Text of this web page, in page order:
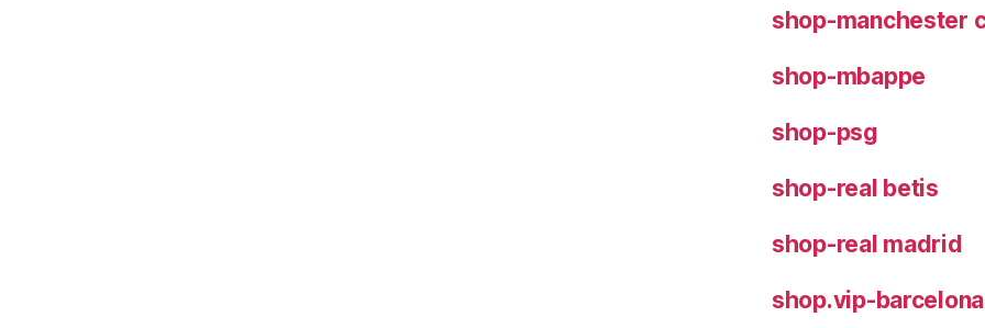
shop-manchester
shop-mbappe
shop-psg
shop-real betis
shop-real madrid
shop.vip-barcelona